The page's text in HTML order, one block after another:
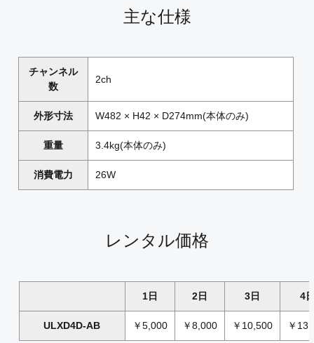
主な仕様
チャンネル
数
2ch
外形寸法 W482 × H42 × D274mm(本体のみ)
重量 3.4kg(本体のみ)
消費電力 26W
レンタル価格
1日 2日 3日 4
ULXD4D-AB ￥5,000 ￥8,000 ￥10,500 ￥